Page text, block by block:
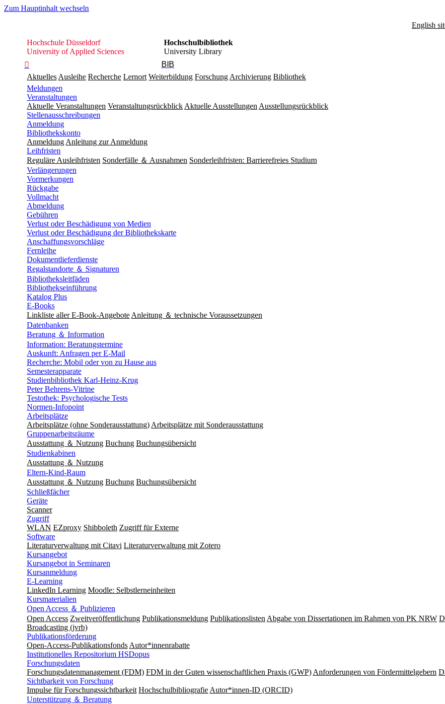
Zum Hauptinhalt wechseln
Hochschule
Düsseldorf
Hochschule Düsseldorf
University of Applied Sciences
Hochschulbibliothek
University Library

BIB
English
Aktuelles Ausleihe Recherche Lernort Weiterbildung Forschung Archivierung Bibliothek
Meldungen
Veranstaltungen
Aktuelle Veranstaltungen Veranstaltungsrückblick Aktuelle Ausstellungen Ausstellungsrückblick
Stellenausschreibungen
Anmeldung
Bibliothekskonto
Anmeldung Anleitung zur Anmeldung
Leihfristen
Reguläre Ausleihfristen Sonderfälle ＆ Ausnahmen Sonderleihfristen: Barrierefreies Studium
Verlängerungen
Vormerkungen
Rückgabe
Vollmacht
Abmeldung
Gebühren
Verlust oder Beschädigung von Medien
Verlust oder Beschädigung der Bibliothekskarte
Anschaffungsvorschläge
Fernleihe
Dokumentlieferdienste
Regalstandorte ＆ Signaturen
Bibliotheksleitfäden
Bibliothekseinführung
Katalog Plus
E-Books
Linkliste aller E-Book-Angebote Anleitung ＆ technische Voraussetzungen
Datenbanken
Beratung ＆ Information
Information: Beratungstermine
Auskunft: Anfragen per E-Mail
Recherche: Mobil oder von zu Hause aus
Semesterapparate
Studienbibliothek Karl-Heinz-Krug
Peter Behrens-Vitrine
Testothek: Psychologische Tests
Normen-Infopoint
Arbeitsplätze
Arbeitsplätze (ohne Sonderausstattung) Arbeitsplätze mit Sonderausstattung
Gruppenarbeitsräume
Ausstattung ＆ Nutzung Buchung Buchungsübersicht
Studienkabinen
Ausstattung ＆ Nutzung
Eltern-Kind-Raum
Ausstattung ＆ Nutzung Buchung Buchungsübersicht
Schließfächer
Geräte
Scanner
Zugriff
WLAN EZproxy Shibboleth Zugriff für Externe
Software
Literaturverwaltung mit Citavi Literaturverwaltung mit Zotero
Kursangebot
Kursangebot in Seminaren
Kursanmeldung
E-Learning
LinkedIn Learning Moodle: Selbstlerneinheiten
Kursmaterialien
Open Access ＆ Publizieren
Open Access Zweitveröffentlichung Publikationsmeldung Publikationslisten Abgabe von Dissertationen im Rahmen von PK NRW
Broadcasting (jvrb)
Publikationsförderung
Open-Access-Publikationsfonds Autor*innenrabatte
Institutionelles Repositorium HSDopus
Forschungsdaten
Forschungsdatenmanagement (FDM) FDM in der Guten wissenschaftlichen Praxis (GWP) Anforderungen von Fördermittelgebern
Sichtbarkeit von Forschung
Impulse für Forschungssichtbarkeit Hochschulbibliografie Autor*innen-ID (ORCID)
Unterstützung ＆ Beratung